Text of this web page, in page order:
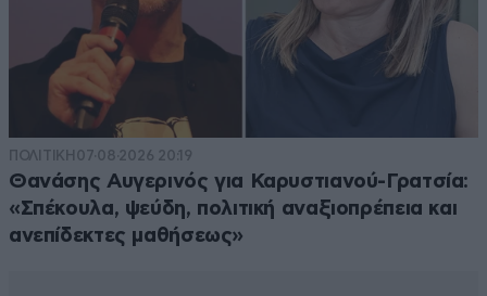
ΠΟΛΙΤΙΚΗ 07·08·2026 20:19
Θανάσης Αυγερινός για Καρυστιανού-Γρατσία:
«Σπέκουλα, ψεύδη, πολιτική αναξιοπρέπεια και
ανεπίδεκτες μαθήσεως»